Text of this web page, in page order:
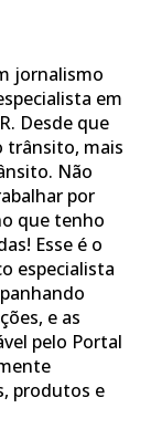
jornalismo
em
Desde que
trânsito, mais
Não
por
que tenho
Esse é o
especialista
e as
pelo Portal
produtos e